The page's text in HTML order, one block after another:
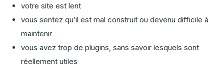
votre site est lent
vous sentez qu’il est mal construit ou devenu difficile à
maintenir
vous avez trop de plugins, sans savoir lesquels sont
réellement utiles